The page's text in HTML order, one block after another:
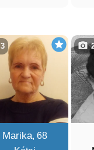
Marika, 68
3